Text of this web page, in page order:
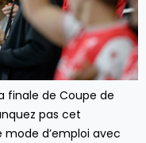
finale de Coupe de
pas cet
d’emploi avec